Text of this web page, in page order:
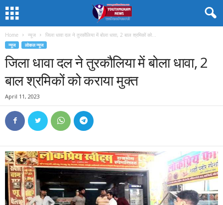
Home न्यूज जिला धावा दल ने तुरकौलिया में बोला धावा, 2 बाल श्रमिकों को...
न्यूज लोकल न्यूज
जिला धावा दल ने तुरकौलिया में बोला धावा, 2
बाल श्रमिकों को कराया मुक्त
April 11, 2023